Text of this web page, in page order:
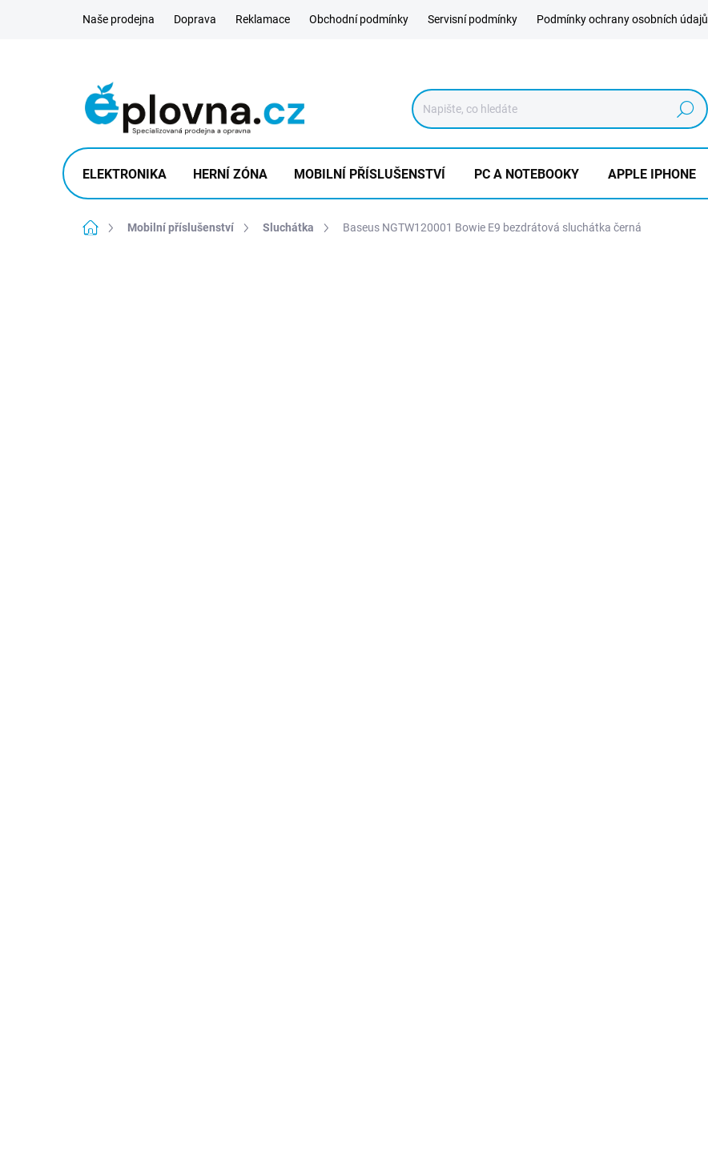
Naše prodejna Doprava Reklamace Obchodní podmínky Servisní podmínky Podmínky ochrany osobních údajů
Hledat
ELEKTRONIKA HERNÍ ZÓNA MOBILNÍ PŘÍSLUŠENSTVÍ PC A NOTEBOOKY APPLE IPHONE
Domů Mobilní příslušenství Sluchátka Baseus NGTW120001 Bowie E9 bezdrátová sluchátka černá